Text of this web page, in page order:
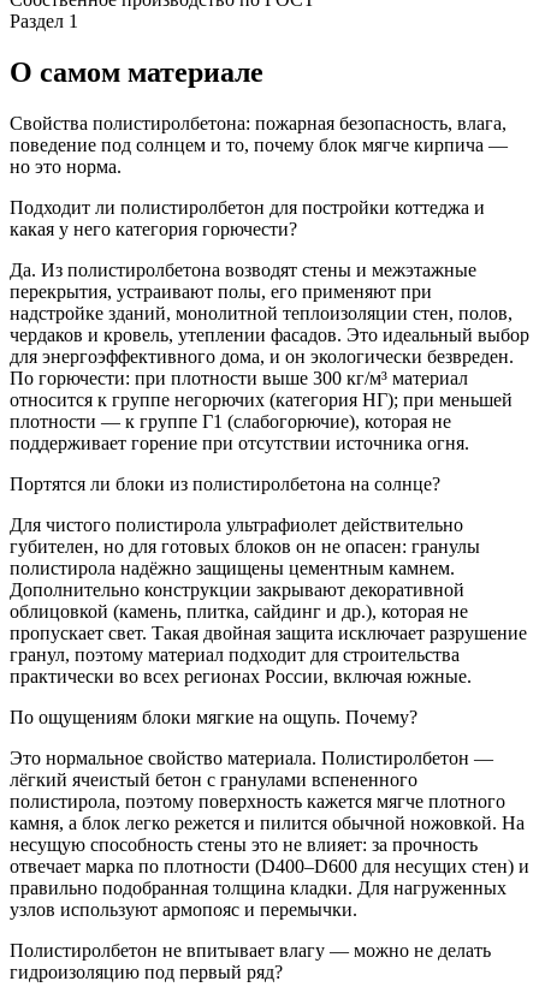
Раздел 1
О самом материале
Свойства полистиролбетона: пожарная безопасность, влага,
поведение под солнцем и то, почему блок мягче кирпича —
но это норма.
Подходит ли полистиролбетон для постройки коттеджа и
какая у него категория горючести?
Да. Из полистиролбетона возводят стены и межэтажные
перекрытия, устраивают полы, его применяют при
надстройке зданий, монолитной теплоизоляции стен, полов,
чердаков и кровель, утеплении фасадов. Это идеальный выбор
для энергоэффективного дома, и он экологически безвреден.
По горючести: при плотности выше 300 кг/м³ материал
относится к группе негорючих (категория НГ); при меньшей
плотности — к группе Г1 (слабогорючие), которая не
поддерживает горение при отсутствии источника огня.
Портятся ли блоки из полистиролбетона на солнце?
Для чистого полистирола ультрафиолет действительно
губителен, но для готовых блоков он не опасен: гранулы
полистирола надёжно защищены цементным камнем.
Дополнительно конструкции закрывают декоративной
облицовкой (камень, плитка, сайдинг и др.), которая не
пропускает свет. Такая двойная защита исключает разрушение
гранул, поэтому материал подходит для строительства
практически во всех регионах России, включая южные.
По ощущениям блоки мягкие на ощупь. Почему?
Это нормальное свойство материала. Полистиролбетон —
лёгкий ячеистый бетон с гранулами вспененного
полистирола, поэтому поверхность кажется мягче плотного
камня, а блок легко режется и пилится обычной ножовкой. На
несущую способность стены это не влияет: за прочность
отвечает марка по плотности (D400–D600 для несущих стен) и
правильно подобранная толщина кладки. Для нагруженных
узлов используют армопояс и перемычки.
Полистиролбетон не впитывает влагу — можно не делать
гидроизоляцию под первый ряд?